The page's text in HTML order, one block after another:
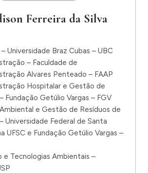
Ferreira da Silva
Universidade Braz Cubas – UBC
– Faculdade de
Alvares Penteado – FAAP
Hospitalar e Gestão de
Fundação Getúlio Vargas – FGV
e Gestão de Resíduos de
Universidade Federal de Santa
UFSC e Fundação Getúlio Vargas –
e Tecnologias Ambientais –